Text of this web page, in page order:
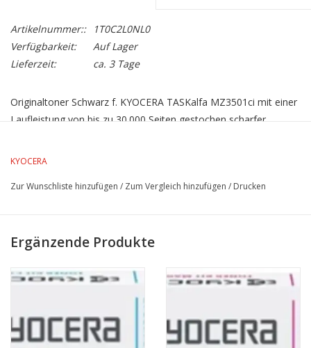
Artikelnummer::
1T0C2L0NL0
Verfügbarkeit:
Auf Lager
Lieferzeit:
ca. 3 Tage
Originaltoner Schwarz f. KYOCERA TASKalfa MZ3501ci mit einer
Laufleistung von bis zu 30.000 Seiten gestochen scharfer
KYOCERA
Zur Wunschliste hinzufügen / Zum Vergleich hinzufügen / Drucken
Ergänzende Produkte